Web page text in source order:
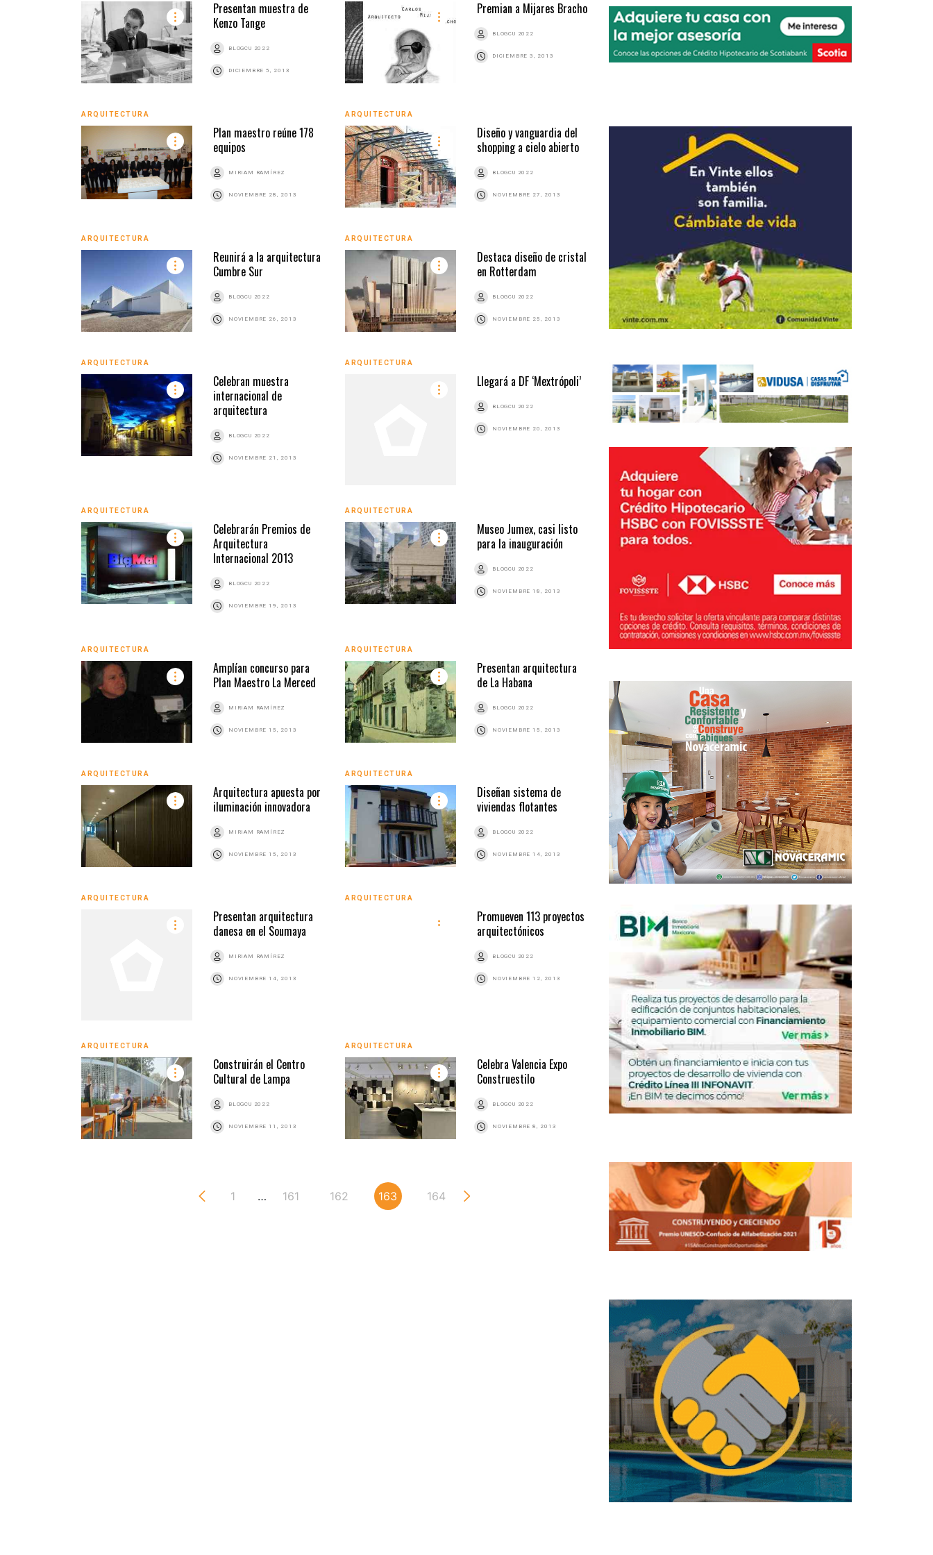
Presentan muestra de
Kenzo Tange
BLOGCU 2022
DICIEMBRE 5, 2013
Premian a Mijares Bracho
BLOGCU 2022
DICIEMBRE 3, 2013
ARQUITECTURA
Plan maestro reúne 178
equipos
MIRIAM RAMÍREZ
NOVIEMBRE 28, 2013
ARQUITECTURA
Diseño y vanguardia del
shopping a cielo abierto
BLOGCU 2022
NOVIEMBRE 27, 2013
ARQUITECTURA
Reunirá a la arquitectura
Cumbre Sur
BLOGCU 2022
NOVIEMBRE 26, 2013
ARQUITECTURA
Destaca diseño de cristal
en Rotterdam
BLOGCU 2022
NOVIEMBRE 25, 2013
ARQUITECTURA
Celebran muestra
internacional de
arquitectura
BLOGCU 2022
NOVIEMBRE 21, 2013
ARQUITECTURA
Llegará a DF ‘Mextrópoli’
BLOGCU 2022
NOVIEMBRE 20, 2013
ARQUITECTURA
Celebrarán Premios de
Arquitectura
Internacional 2013
BLOGCU 2022
NOVIEMBRE 19, 2013
ARQUITECTURA
Museo Jumex, casi listo
para la inauguración
BLOGCU 2022
NOVIEMBRE 18, 2013
ARQUITECTURA
Amplían concurso para
Plan Maestro La Merced
MIRIAM RAMÍREZ
NOVIEMBRE 15, 2013
ARQUITECTURA
Presentan arquitectura
de La Habana
BLOGCU 2022
NOVIEMBRE 15, 2013
ARQUITECTURA
Arquitectura apuesta por
iluminación innovadora
MIRIAM RAMÍREZ
NOVIEMBRE 15, 2013
ARQUITECTURA
Diseñan sistema de
viviendas flotantes
BLOGCU 2022
NOVIEMBRE 14, 2013
ARQUITECTURA
Presentan arquitectura
danesa en el Soumaya
MIRIAM RAMÍREZ
NOVIEMBRE 14, 2013
ARQUITECTURA
Promueven 113 proyectos
arquitectónicos
BLOGCU 2022
NOVIEMBRE 12, 2013
ARQUITECTURA
Construirán el Centro
Cultural de Lampa
BLOGCU 2022
NOVIEMBRE 11, 2013
ARQUITECTURA
Celebra Valencia Expo
Construestilo
BLOGCU 2022
NOVIEMBRE 8, 2013
1 … 161 162 163 164